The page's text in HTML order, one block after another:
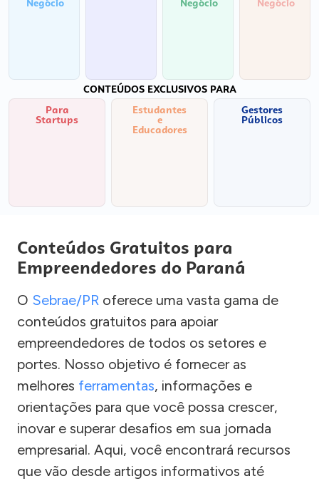
Negócio Negócio Negócio
CONTEÚDOS EXCLUSIVOS PARA
Para
Startups
Estudantes
e
Educadores
Gestores
Públicos
Conteúdos Gratuitos para
Empreendedores do Paraná
O Sebrae/PR oferece uma vasta gama de
conteúdos gratuitos para apoiar
empreendedores de todos os setores e
portes. Nosso objetivo é fornecer as
melhores ferramentas, informações e
orientações para que você possa crescer,
inovar e superar desafios em sua jornada
empresarial. Aqui, você encontrará recursos
que vão desde artigos informativos até